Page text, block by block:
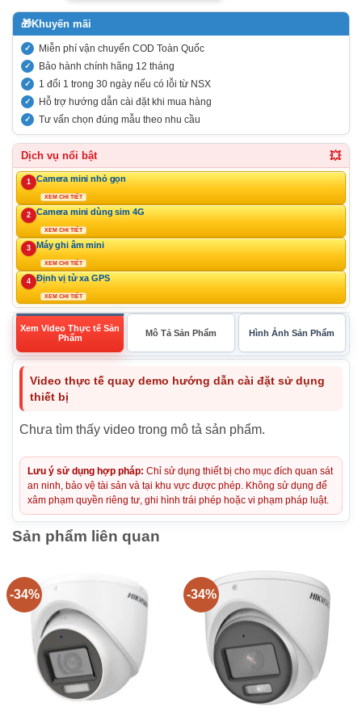
🎁Khuyến mãi
Miễn phí vận chuyển COD Toàn Quốc
Bảo hành chính hãng 12 tháng
1 đổi 1 trong 30 ngày nếu có lỗi từ NSX
Hỗ trợ hướng dẫn cài đặt khi mua hàng
Tư vấn chọn đúng mẫu theo nhu cầu
Dịch vụ nổi bật 💥
1 Camera mini nhỏ gọn
XEM CHI TIẾT
2 Camera mini dùng sim 4G
XEM CHI TIẾT
3 Máy ghi âm mini
XEM CHI TIẾT
4 Định vị từ xa GPS
XEM CHI TIẾT
Xem Video Thực tế Sản
Phẩm
Mô Tả Sản Phẩm Hình Ảnh Sản Phẩm
Video thực tế quay demo hướng dẫn cài đặt sử dụng
thiết bị
Chưa tìm thấy video trong mô tả sản phẩm.
Lưu ý sử dụng hợp pháp: Chỉ sử dụng thiết bị cho mục đích quan sát
an ninh, bảo vệ tài sản và tại khu vực được phép. Không sử dụng để
xâm phạm quyền riêng tư, ghi hình trái phép hoặc vi phạm pháp luật.
Sản phẩm liên quan
-34% -34%